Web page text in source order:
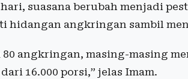
suasana berubah menjadi
hidangan angkringan sambil
80 angkringan, masing-masing
16.000 porsi,” jelas Imam.